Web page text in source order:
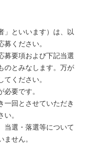
」といいます）は、以
ください。
募要項および下記当選
のとみなします。万が
ください。
要です。
一回とさせていただき
。
当選・落選等について
せん。